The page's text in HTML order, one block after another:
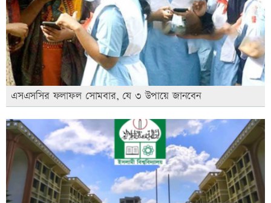
এসএসসির ফলাফল সোমবার, যে ৩ উপায়ে জানবেন